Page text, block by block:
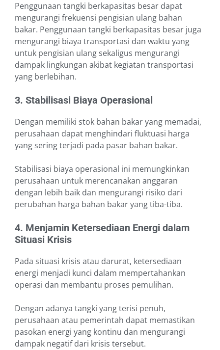
Penggunaan tangki berkapasitas besar dapat
mengurangi frekuensi pengisian ulang bahan
bakar. Penggunaan tangki berkapasitas besar juga
mengurangi biaya transportasi dan waktu yang
untuk pengisian ulang sekaligus mengurangi
dampak lingkungan akibat kegiatan transportasi
yang berlebihan.
3. Stabilisasi Biaya Operasional
Dengan memiliki stok bahan bakar yang memadai,
perusahaan dapat menghindari fluktuasi harga
yang sering terjadi pada pasar bahan bakar.
Stabilisasi biaya operasional ini memungkinkan
perusahaan untuk merencanakan anggaran
dengan lebih baik dan mengurangi risiko dari
perubahan harga bahan bakar yang tiba-tiba.
4. Menjamin Ketersediaan Energi dalam
Situasi Krisis
Pada situasi krisis atau darurat, ketersediaan
energi menjadi kunci dalam mempertahankan
operasi dan membantu proses pemulihan.
Dengan adanya tangki yang terisi penuh,
perusahaan atau pemerintah dapat memastikan
pasokan energi yang kontinu dan mengurangi
dampak negatif dari krisis tersebut.